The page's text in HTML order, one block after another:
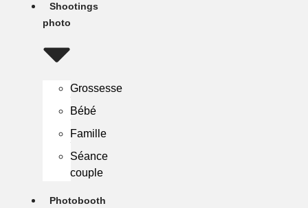
Shootings
photo
Grossesse
Bébé
Famille
Séance
couple
Photobooth